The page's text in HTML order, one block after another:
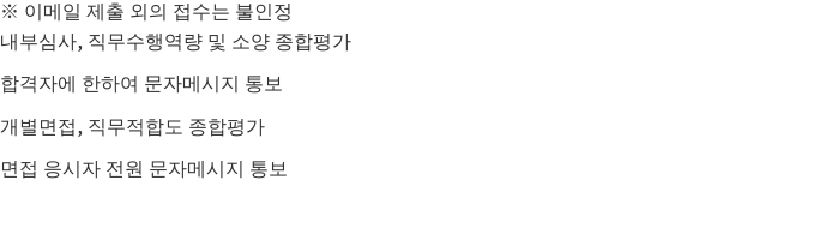
※ 이메일 제출 외의 접수는 불인정
내부심사, 직무수행역량 및 소양 종합평가
합격자에 한하여 문자메시지 통보
개별면접, 직무적합도 종합평가
면접 응시자 전원 문자메시지 통보